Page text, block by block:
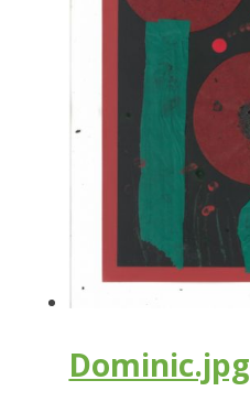
Dominic.jpg